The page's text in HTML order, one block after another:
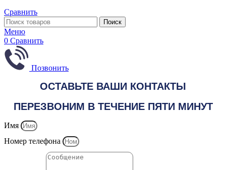
Сравнить
Поиск
Меню
0 Сравнить
Позвонить
ОСТАВЬТЕ ВАШИ КОНТАКТЫ
ПЕРЕЗВОНИМ В ТЕЧЕНИЕ ПЯТИ МИНУТ
Имя
Номер телефона